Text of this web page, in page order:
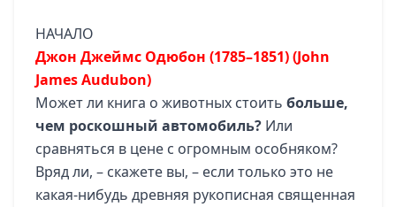
НАЧАЛО
Джон Джеймс Одюбон (1785–1851) (John
James Audubon)
Может ли книга о животных стоить больше,
чем роскошный автомобиль? Или
сравняться в цене с огромным особняком?
Вряд ли, – скажете вы, – если только это не
какая-нибудь древняя рукописная священная